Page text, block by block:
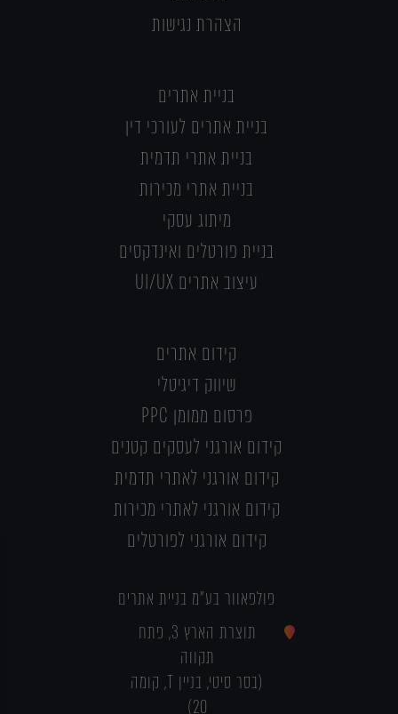
הצהרת נגישות
בניית אתרים
בניית אתרים לעורכי דין
בניית אתרי תדמית
בניית אתרי מכירות
מיתוג עסקי
בניית פורטלים ואינדקסים
עיצוב אתרים UI/UX
קידום אתרים
שיווק דיגיטלי
פרסום ממומן PPC
קידום אורגני לעסקים קטנים
קידום אורגני לאתרי תדמית
קידום אורגני לאתרי מכירות
קידום אורגני לפורטלים
פולפאוור בע"מ בניית אתרים
תוצרת הארץ 3, פתח
תקווה
(בסר סיטי, בניין T, קומה
20)